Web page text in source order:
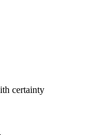
certainty